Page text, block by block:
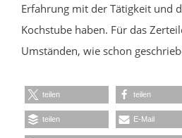
Erfahrung mit der Tätigkeit und
Kochstube haben. Für das
Umständen, wie schon
teilen teilen
teilen E-Mail